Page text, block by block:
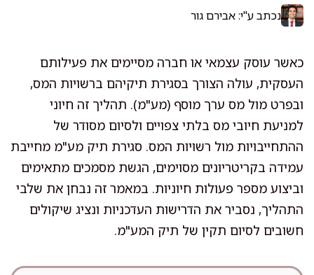
נכתב ע"י: אבירם גור
כאשר עוסק עצמאי או חברה מסיימים את פעילותם
העסקית, עולה הצורך בסגירת תיקיהם ברשויות המס,
ובפרט מול מס ערך מוסף (מע"מ). תהליך זה חיוני
למניעת חיובי מס בלתי צפויים ולסיום מסודר של
ההתחייבויות מול רשויות המס. סגירת תיק מע"מ מחייבת
עמידה בקריטריונים מסוימים, הגשת מסמכים מתאימים
וביצוע מספר פעולות חיוניות. במאמר זה נבחן את שלבי
התהליך, נסביר את הדרישות העדכניות ונציג שיקולים
חשובים לסיום תקין של תיק המע"מ.